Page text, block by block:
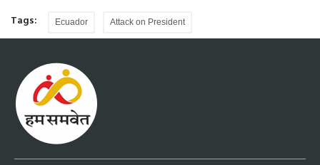
Tags: Ecuador Attack on President